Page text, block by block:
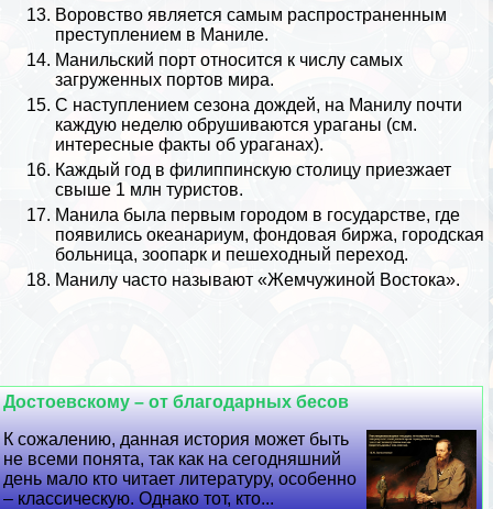
Воровство является самым распространенным
преступлением в Маниле.
Манильский порт относится к числу самых
загруженных портов мира.
С наступлением сезона дождей, на Манилу почти
каждую неделю обрушиваются ураганы (см.
интересные факты об ураганах).
Каждый год в филиппинскую столицу приезжает
свыше 1 млн туристов.
Манила была первым городом в государстве, где
появились океанариум, фондовая биржа, городская
больница, зоопарк и пешеходный переход.
Манилу часто называют «Жемчужиной Востока».
Достоевскому – от благодарных бесов
К сожалению, данная история может быть
не всеми понята, так как на сегодняшний
день мало кто читает литературу, особенно
– классическую. Однако тот, кто...